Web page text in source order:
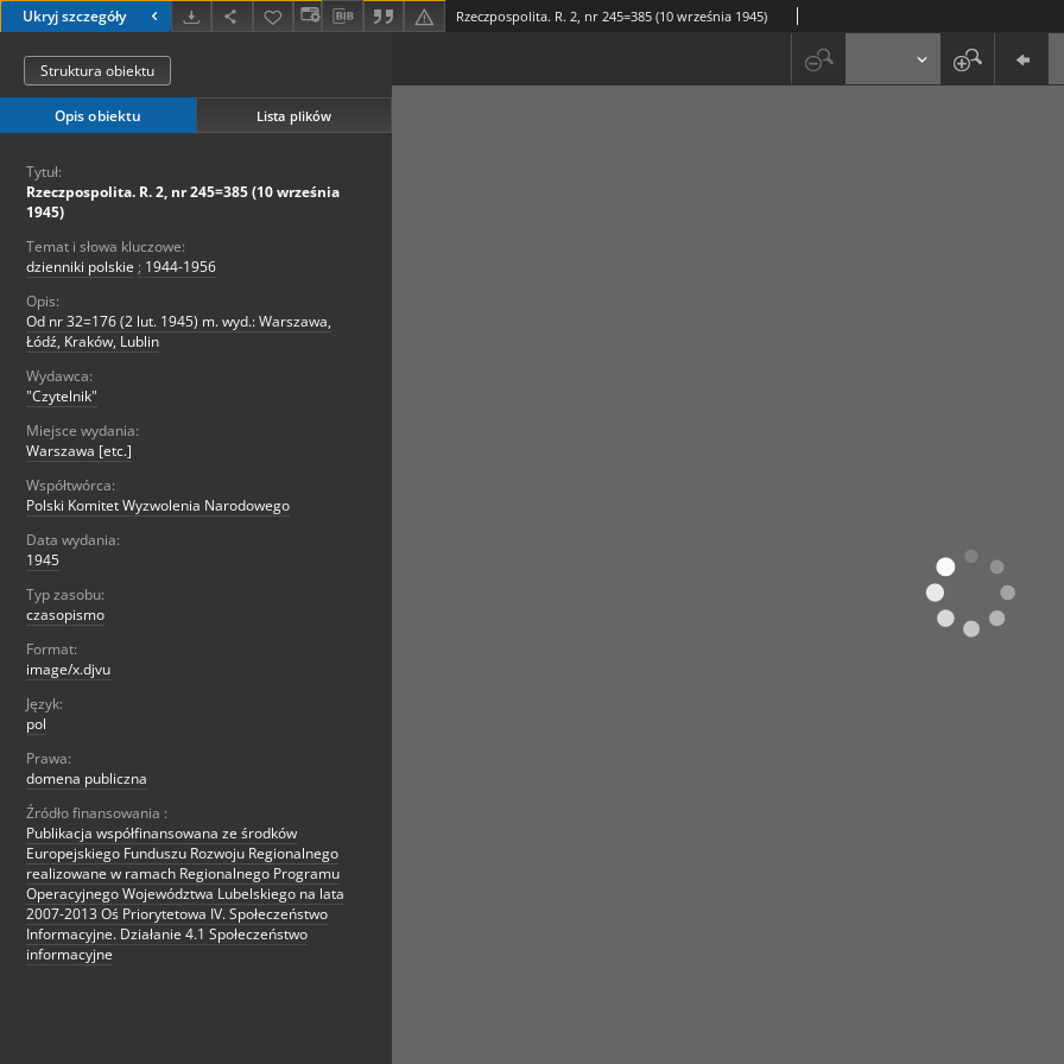
Ukryj szczegóły Rzeczpospolita. R. 2, nr 245=385 (10 września 1945)
Struktura obiektu
Opis obiektu Lista plików
Tytuł:
Rzeczpospolita. R. 2, nr 245=385 (10 września
1945)
Temat i słowa kluczowe:
dzienniki polskie ; 1944-1956
Opis:
Od nr 32=176 (2 lut. 1945) m. wyd.: Warszawa,
Łódź, Kraków, Lublin
Wydawca:
"Czytelnik"
Miejsce wydania:
Warszawa [etc.]
Współtwórca:
Polski Komitet Wyzwolenia Narodowego
Data wydania:
1945
Typ zasobu:
czasopismo
Format:
image/x.djvu
Język:
pol
Prawa:
domena publiczna
Źródło finansowania :
Publikacja współfinansowana ze środków
Europejskiego Funduszu Rozwoju Regionalnego
realizowane w ramach Regionalnego Programu
Operacyjnego Województwa Lubelskiego na lata
2007-2013 Oś Priorytetowa IV. Społeczeństwo
Informacyjne. Działanie 4.1 Społeczeństwo
informacyjne